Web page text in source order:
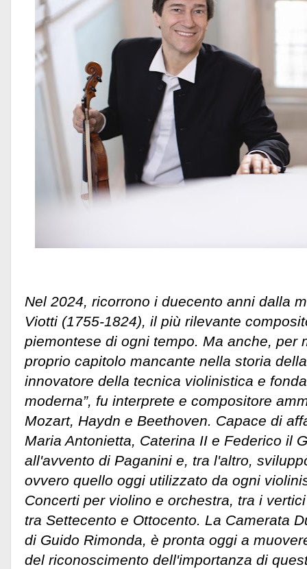
Nel 2024, ricorrono i duecento anni dalla
Viotti (1755-1824), il più rilevante
piemontese di ogni tempo. Ma anche, per
proprio capitolo mancante nella storia
innovatore della tecnica violinistica e
moderna”, fu interprete e compositore
Mozart, Haydn e Beethoven. Capace di
Maria Antonietta, Caterina II e Federico il
all'avvento di Paganini e, tra l'altro,
ovvero quello oggi utilizzato da ogni
Concerti per violino e orchestra, tra i
tra Settecento e Ottocento. La Camerata
di Guido Rimonda, è pronta oggi a
del riconoscimento dell'importanza di